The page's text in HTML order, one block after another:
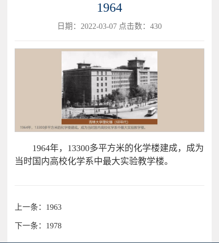
1964
日期：2022-03-07 点击数： 430
1964年，13300多平方米的化学楼建成，成为
当时国内高校化学系中最大实验教学楼。
上一条：1963
下一条：1978